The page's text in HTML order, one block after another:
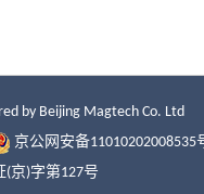
by Beijing Magtech Co. Ltd
京公网安备11010202008535
京)字第127号